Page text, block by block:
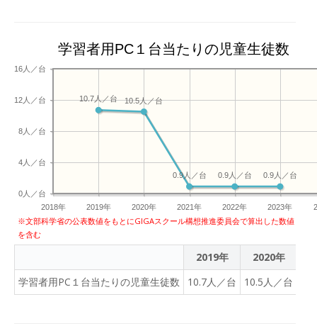
トラブルにつながります。安全
つけましょう。 インターネッ
するような書き込みは絶対に行わない。
ないサイトに接続および書き込
れている端末で、動画サイト、
グ、ブログやまとめサイトなど
った情報や悪意のある情報もあ
審なサイトやリンクを絶対に開
ルのもとやウイルス感染など
る取り組みです。今回の交
流会を弊会が実施する日台
「平和の担い手」を育む新
当日のスケジュールは以下
了後には弊会スタッフによ
る質疑応答を実施予定で
す。
学習者用PC１台当たりの児童生徒数
2018年 2019年 2020年 2021年 2022年 2023年
0人／台
4人／台
8人／台
12人／台
16人／台
0.9人／台
0.9人／台
0.9人／台
10.5人／台
10.7人／台
※文部科学省の公表数値をもとにGIGAスクール構想推進委員会で算出した数値
を含む
2019年 2020年
学習者用PC１台当たりの児童生徒数
10.7人／台 10.5人／台